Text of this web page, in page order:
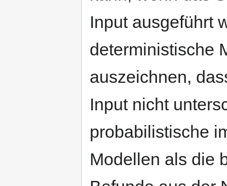
Input ausgeführt
deterministische
auszeichnen,
Input nicht
probabilistische
Modellen als die